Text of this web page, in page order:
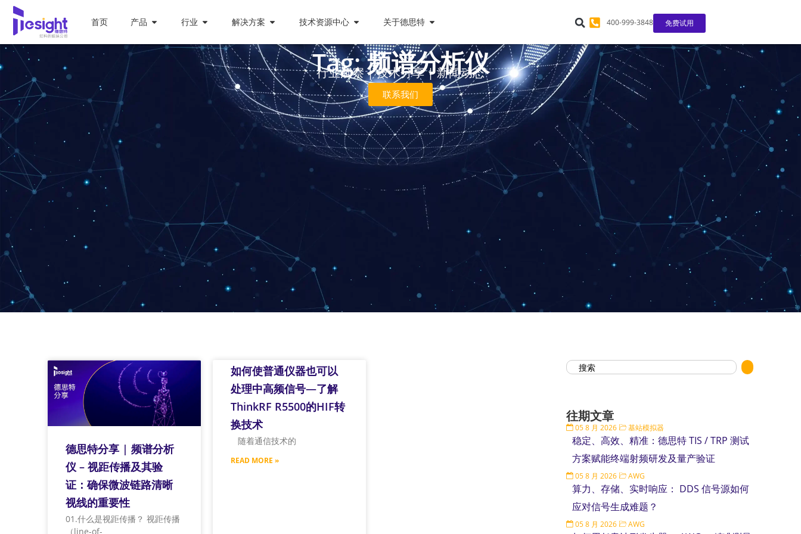
首页 产品 行业 解决方案 技术资源中心 关于德思特 400-999-3848 免费试用
Tag: 频谱分析仪
行业洞察 | 技术分享 | 新闻动态
联系我们
德思特分享 | 频谱分析
仪 – 视距传播及其验
证：确保微波链路清晰
视线的重要性
01.什么是视距传播？ 视距传播
（line-of-
如何使普通仪器也可以
处理中高频信号—了解
ThinkRF R5500的HIF转
换技术
随着通信技术的
READ MORE »
往期文章
05 8 月 2026 基站模拟器
稳定、高效、精准：德思特 TIS / TRP 测试
方案赋能终端射频研发及量产验证
05 8 月 2026 AWG
算力、存储、实时响应： DDS 信号源如何
应对信号生成难题？
05 8 月 2026 AWG